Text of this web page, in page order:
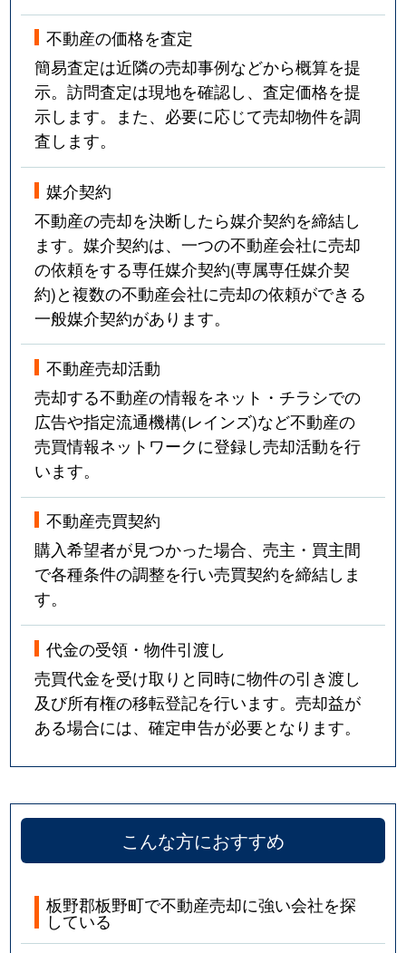
不動産の価格を査定
簡易査定は近隣の売却事例などから概算を提
示。訪問査定は現地を確認し、査定価格を提
示します。また、必要に応じて売却物件を調
査します。
媒介契約
不動産の売却を決断したら媒介契約を締結し
ます。媒介契約は、一つの不動産会社に売却
の依頼をする専任媒介契約(専属専任媒介契
約)と複数の不動産会社に売却の依頼ができる
一般媒介契約があります。
不動産売却活動
売却する不動産の情報をネット・チラシでの
広告や指定流通機構(レインズ)など不動産の
売買情報ネットワークに登録し売却活動を行
います。
不動産売買契約
購入希望者が見つかった場合、売主・買主間
で各種条件の調整を行い売買契約を締結しま
す。
代金の受領・物件引渡し
売買代金を受け取りと同時に物件の引き渡し
及び所有権の移転登記を行います。売却益が
ある場合には、確定申告が必要となります。
こんな方におすすめ
板野郡板野町で不動産売却に強い会社を探
している